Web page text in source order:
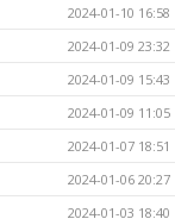
2024-01-10 16:58
2024-01-09 23:32
2024-01-09 15:43
2024-01-09 11:05
2024-01-07 18:51
2024-01-06 20:27
2024-01-03 18:40